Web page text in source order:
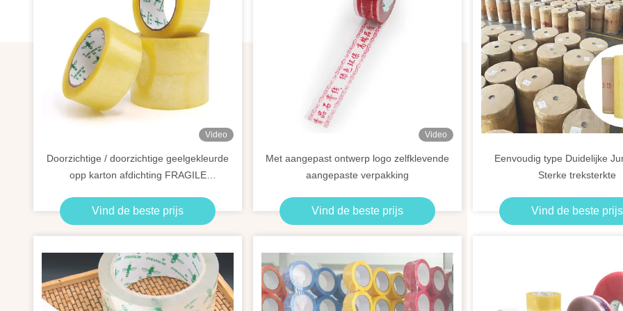
Video
Doorzichtige / doorzichtige geelgekleurde
opp karton afdichting FRAGILE
Vind de beste prijs
Video
Met aangepast ontwerp logo zelfklevende
aangepaste verpakking
Vind de beste prijs
Eenvoudig type Duidelijke
Sterke treksterkte
Vind de beste prijs